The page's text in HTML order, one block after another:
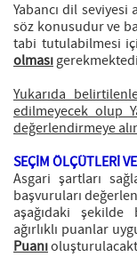
Yabancı dil seviyesi
söz konusudur ve
tabi tutulabilmesi
olması
Yukarıda
edilmeyecek olup
değerlendirmeye
SEÇİM ÖLÇÜTLERİ
Asgari şartları
başvuruları
aşağıdaki
ağırlıklı puanlar
Puanı